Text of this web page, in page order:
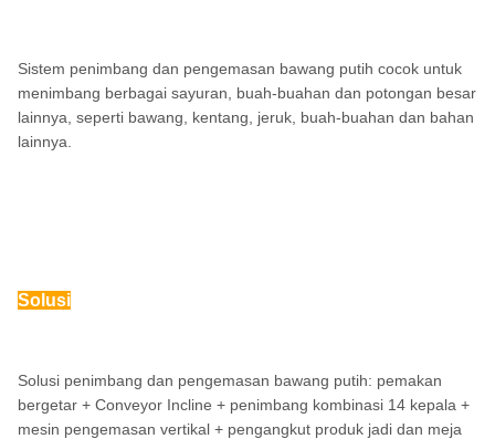
Sistem penimbang dan pengemasan bawang putih cocok untuk
menimbang berbagai sayuran, buah-buahan dan potongan besar
lainnya, seperti bawang, kentang, jeruk, buah-buahan dan bahan
lainnya.
Solusi
Solusi penimbang dan pengemasan bawang putih: pemakan
bergetar + Conveyor Incline + penimbang kombinasi 14 kepala +
mesin pengemasan vertikal + pengangkut produk jadi dan meja